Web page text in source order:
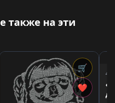
также на эти
🛒
❤